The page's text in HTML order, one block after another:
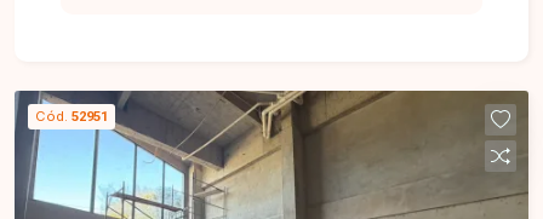
composta por amplo espaço interno e 1 banheiro.
Localizada na Avenida João Pessoa, em
excelente ponto comercial, próxima ao Terminal
Central, oferecendo fácil acesso e excelente
Cód. 52951